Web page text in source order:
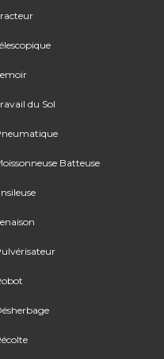
du Sol
Batteuse